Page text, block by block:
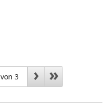
› »